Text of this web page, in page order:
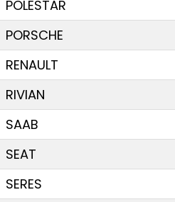
POLESTAR
PORSCHE
RENAULT
RIVIAN
SAAB
SEAT
SERES